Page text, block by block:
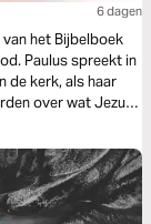
6 dagen
het Bijbelboek
in
de kerk, als haar